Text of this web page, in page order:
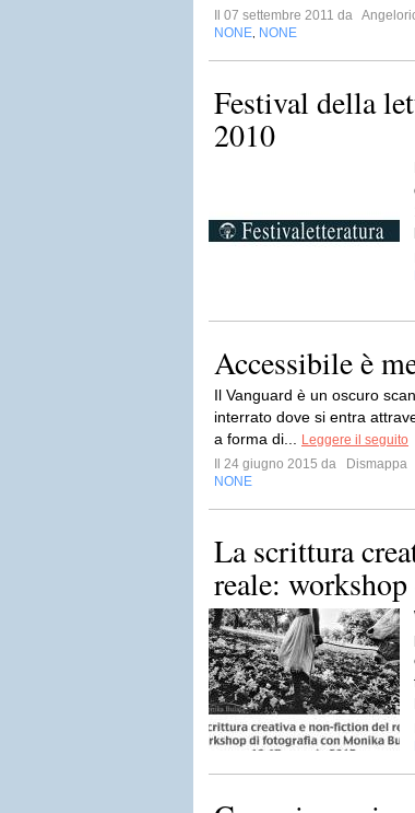
Il 07 settembre 2011 da
NONE NONE
Festival della
2010
Accessibile è
Il Vanguard è un oscuro
interrato dove si entra
a forma di...
Leggere il seguito
Il 24 giugno 2015 da
Dismappa
NONE
La scrittura
reale: